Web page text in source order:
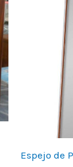
Espejo de